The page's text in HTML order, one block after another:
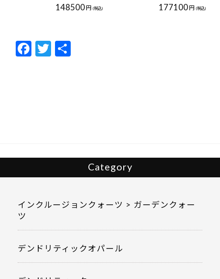
148500円 (税込) 177100円 (税込)
F
ac
T
w
Category
インクルージョンクォーツ > ガーデンクォー
ツ
デンドリティックオパール